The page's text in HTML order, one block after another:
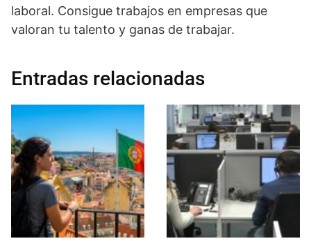
laboral. Consigue trabajos en empresas que
valoran tu talento y ganas de trabajar.
Entradas relacionadas